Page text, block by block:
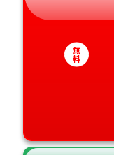
無
料